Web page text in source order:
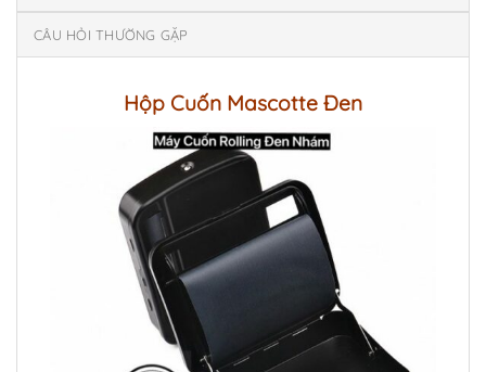
CÂU HỎI THƯỜNG GẶP
Hộp Cuốn Mascotte Đen